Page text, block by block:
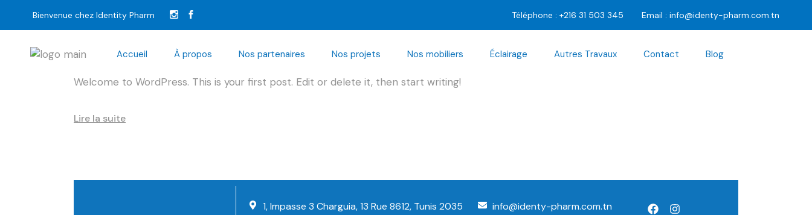
Bienvenue chez Identity Pharm Téléphone : +216 31 503 345 Email : info@identy-pharm.com.tn
Accueil À propos Nos partenaires Nos projets Nos mobiliers Éclairage Autres Travaux Contact Blog
Hello world!
Welcome to WordPress. This is your first post. Edit or delete it, then start writing!
Lire la suite
1, Impasse 3 Charguia, 13 Rue 8612, Tunis 2035
info@identy-pharm.com.tn